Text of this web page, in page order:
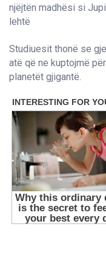
Studiuesit thonë se
atë që ne kuptojmë
planetët gjigantë.